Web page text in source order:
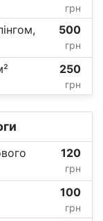
грн
500
грн
250
грн
120
грн
100
грн